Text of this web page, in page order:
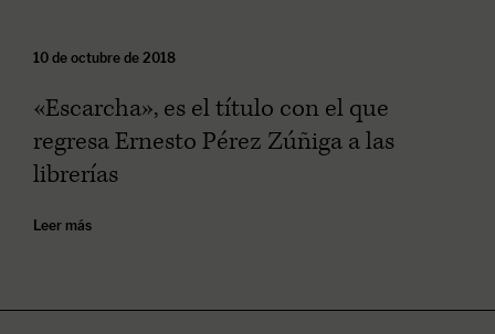
10 de octubre de 2018
«Escarcha», es el título con el que
regresa Ernesto Pérez Zúñiga a las
librerías
Leer más